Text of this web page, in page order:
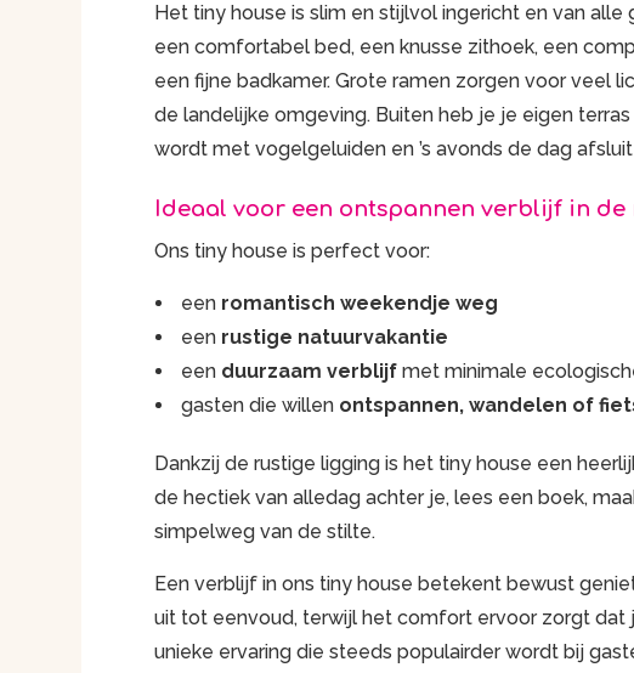
Het tiny house is slim en stijlvol ingericht en van alle
een comfortabel bed, een knusse zithoek, een
een fijne badkamer. Grote ramen zorgen voor veel
de landelijke omgeving. Buiten heb je je eigen terras
wordt met vogelgeluiden en ’s avonds de dag
Ideaal voor een ontspannen verblijf in de
Ons tiny house is perfect voor:
een romantisch weekendje weg
een rustige natuurvakantie
een duurzaam verblijf met minimale
gasten die willen ontspannen, wandelen of
Dankzij de rustige ligging is het tiny house een
de hectiek van alledag achter je, lees een boek,
simpelweg van de stilte.
Een verblijf in ons tiny house betekent bewust
uit tot eenvoud, terwijl het comfort ervoor zorgt dat
unieke ervaring die steeds populairder wordt bij